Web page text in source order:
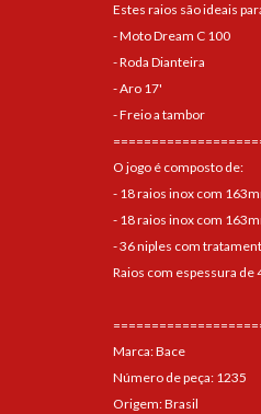
Estes raios são ideais
- Moto Dream C 100
- Roda Dianteira
- Aro 17'
- Freio a tambor
O jogo é composto de:
- 18 raios inox com
- 18 raios inox com
- 36 niples com
Raios com espessura de
Marca: Bace
Número de peça: 1235
Origem: Brasil